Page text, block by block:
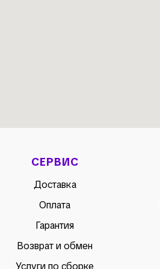
СЕРВИС
Доставка
Оплата
Гарантия
Возврат и обмен
Услуги по сборке